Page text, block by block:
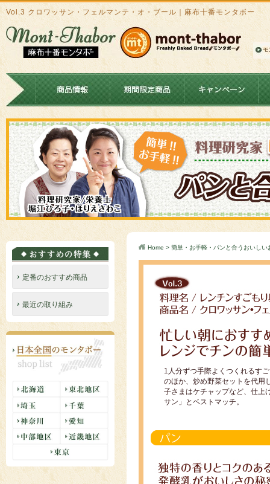
Vol.3 クロワッサン・フェルマンテ・オ・ブール｜麻布十番モンタボー
Home > 簡単・お手軽・パンと合うおいしい
1人分ずつ手際よくつくれるす
のほか、炒め野菜セットを代用
子さまはケチャップなど、仕上
サン」とベストマッチ。
定番のおすすめ商品
最近の取り組み